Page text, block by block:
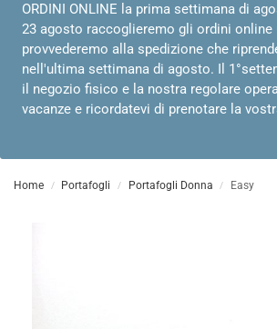
ORDINI ONLINE la prima settimana di
23 agosto raccoglieremo gli ordini online
provvederemo alla spedizione che
nell'ultima settimana di agosto. Il
il negozio fisico e la nostra regolare
vacanze e ricordatevi di prenotare la
Home / Portafogli / Portafogli Donna / Easy